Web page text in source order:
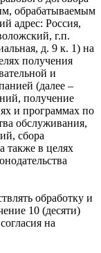
обрабатываемым
адрес: Россия,
г.п.
д. 9 к. 1) на
получения
и
(далее –
получение
и программах по
обслуживания,
сбора
также в целях
обработку и
10 (десяти)
на